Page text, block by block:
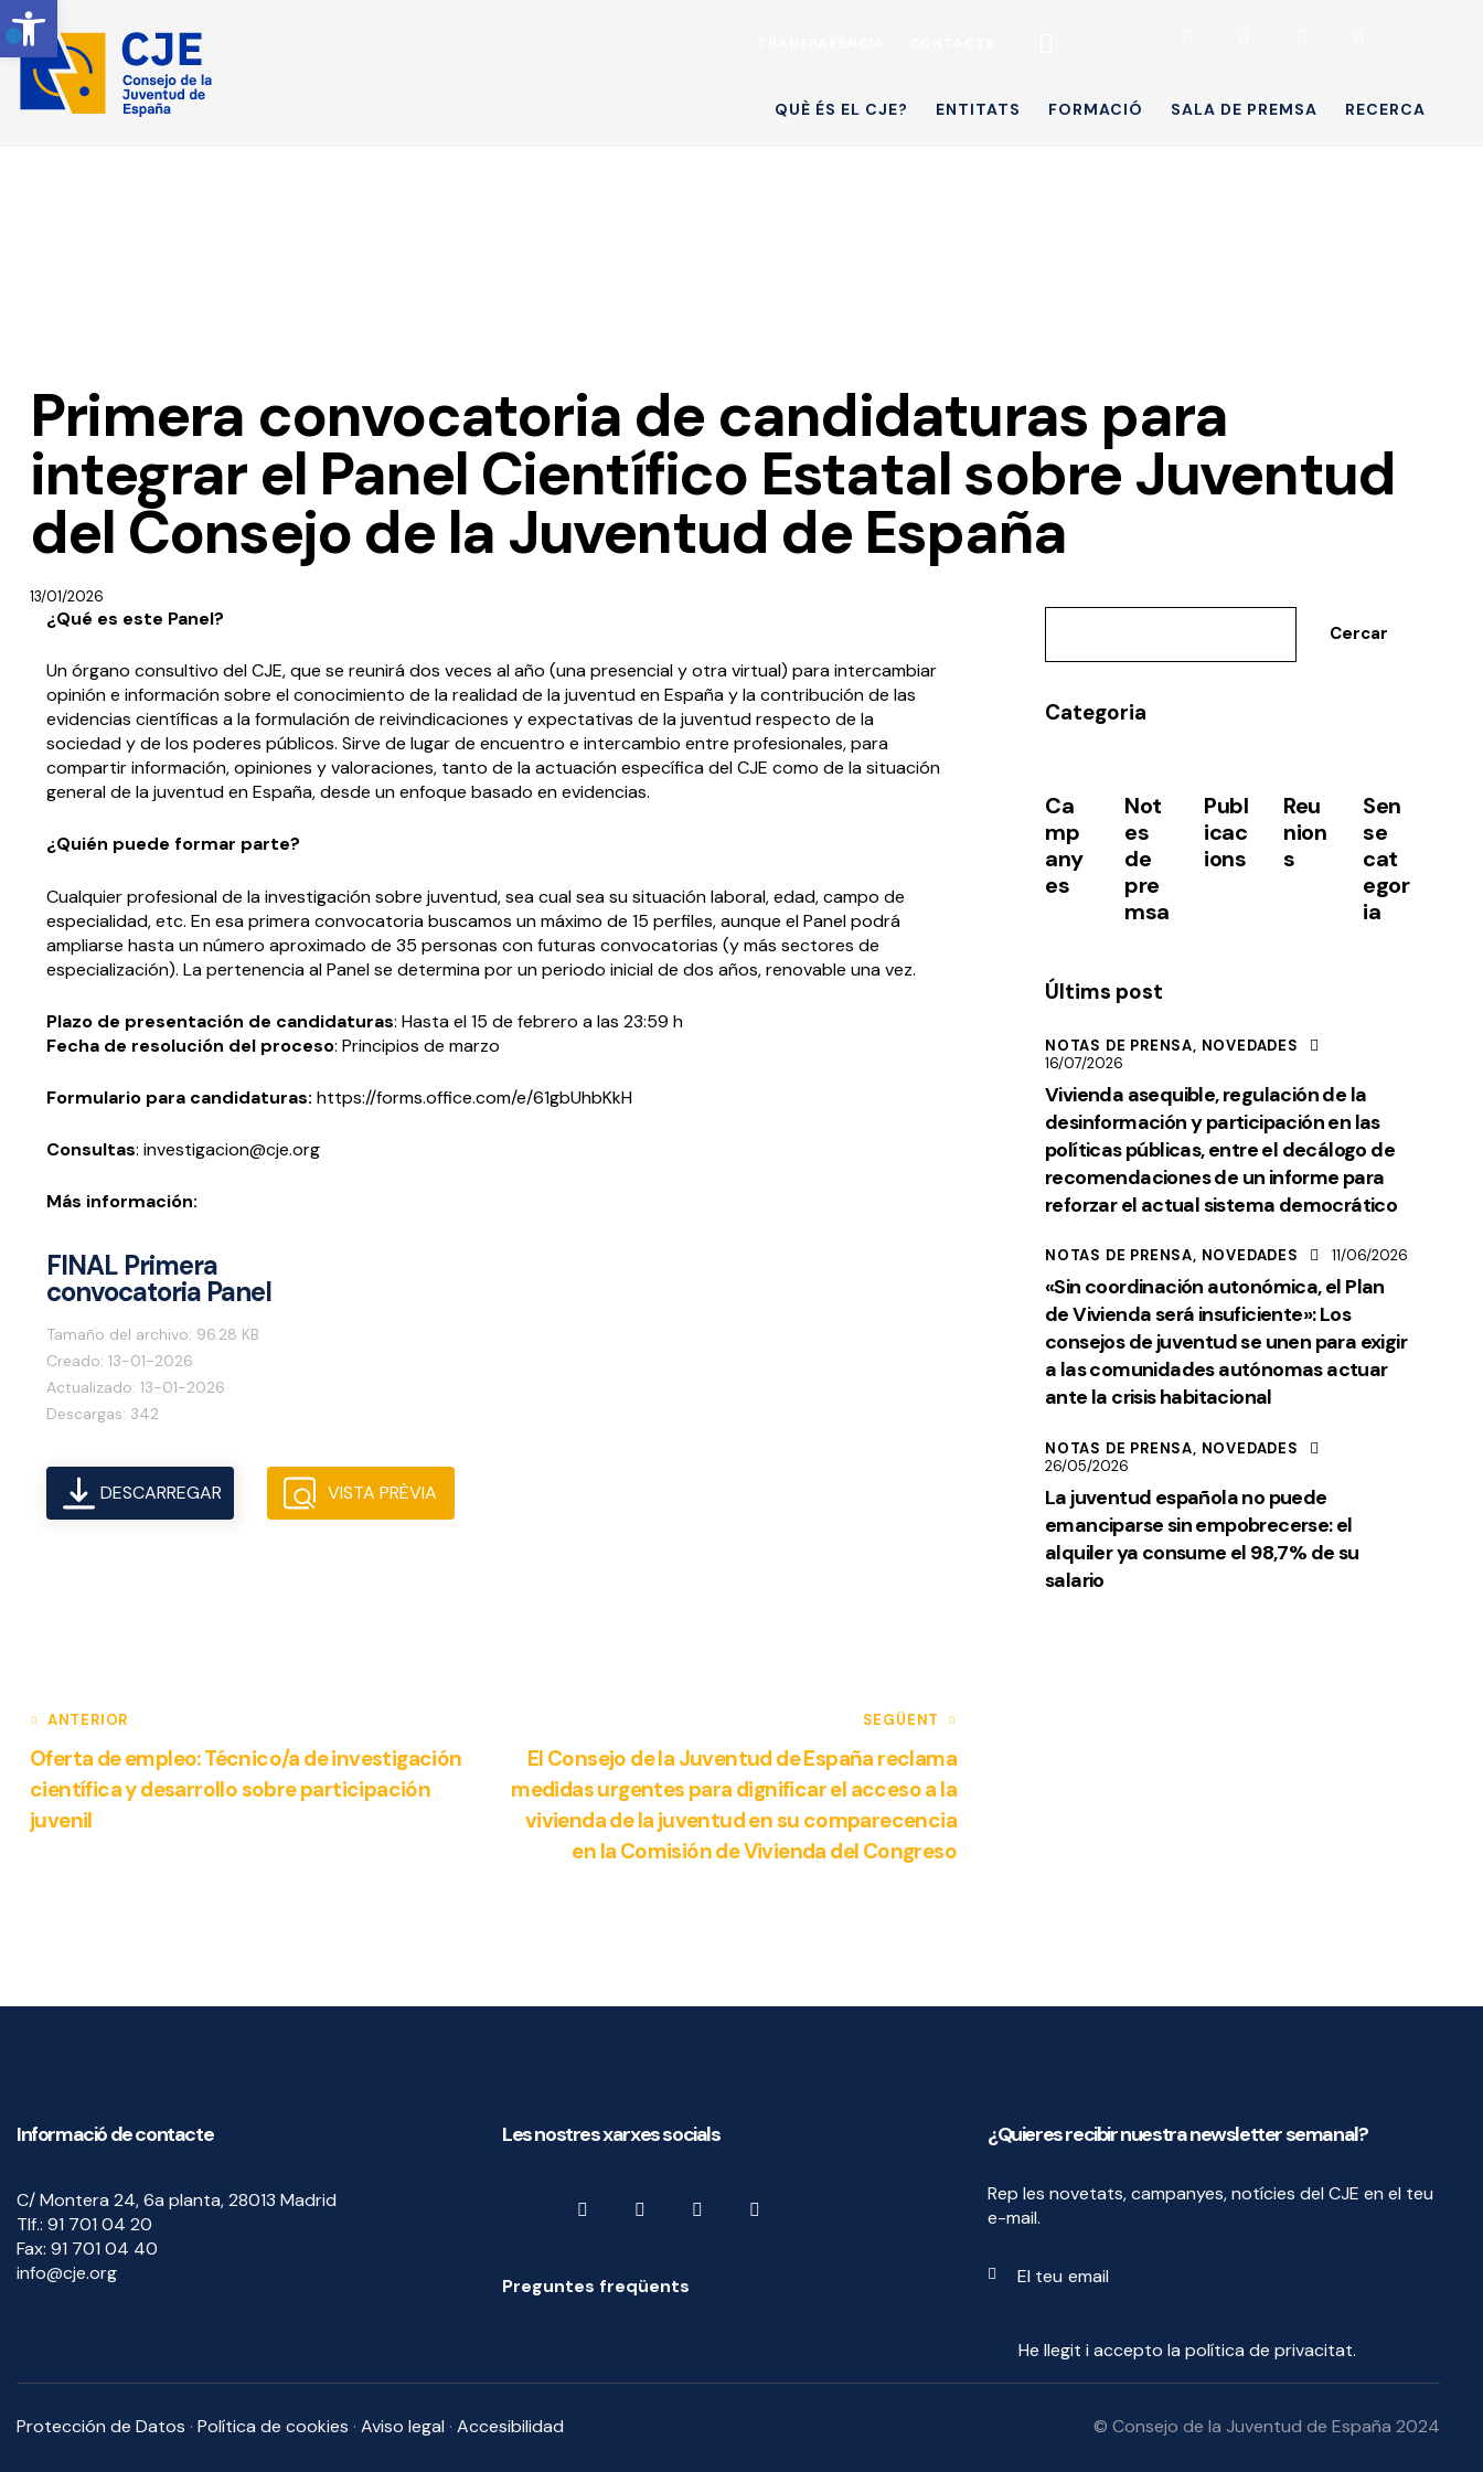
Obrir barra d' eines
QUÈ ÉS EL CJE? ENTITATS FORMACIÓ SALA DE PREMSA RECERCA
Primera convocatoria de candidaturas para
integrar el Panel Científico Estatal sobre Juventud
del Consejo de la Juventud de España
13/01/2026
¿Qué es este Panel?
Un órgano consultivo del CJE, que se reunirá dos veces al año (una presencial y otra virtual) para intercambiar
opinión e información sobre el conocimiento de la realidad de la juventud en España y la contribución de las
evidencias científicas a la formulación de reivindicaciones y expectativas de la juventud respecto de la
sociedad y de los poderes públicos. Sirve de lugar de encuentro e intercambio entre profesionales, para
compartir información, opiniones y valoraciones, tanto de la actuación específica del CJE como de la situación
general de la juventud en España, desde un enfoque basado en evidencias.
¿Quién puede formar parte?
Cualquier profesional de la investigación sobre juventud, sea cual sea su situación laboral, edad, campo de
especialidad, etc. En esa primera convocatoria buscamos un máximo de 15 perfiles, aunque el Panel podrá
ampliarse hasta un número aproximado de 35 personas con futuras convocatorias (y más sectores de
especialización). La pertenencia al Panel se determina por un periodo inicial de dos años, renovable una vez.
Plazo de presentación de candidaturas: Hasta el 15 de febrero a las 23:59 h
Fecha de resolución del proceso: Principios de marzo
Formulario para candidaturas: https://forms.office.com/e/61gbUhbKkH
Consultas: investigacion@cje.org
Más información:
FINAL Primera
convocatoria Panel
Tamaño del archivo: 96.28 KB
Creado: 13-01-2026
Actualizado: 13-01-2026
Descargas: 342
DESCARREGAR VISTA PRÈVIA
ANTERIOR
Oferta de empleo: Técnico/a de investigación
científica y desarrollo sobre participación
juvenil
SEGÜENT
El Consejo de la Juventud de España reclama
medidas urgentes para dignificar el acceso a la
vivienda de la juventud en su comparecencia
en la Comisión de Vivienda del Congreso
Cercar
Categoria
Ca
mp
any
es
Not
es
de
pre
msa
Publ
icac
ions
Reu
nion
s
Sen
se
cat
egor
ia
Últims post
NOTAS DE PRENSA, NOVEDADES
16/07/2026
Vivienda asequible, regulación de la
desinformación y participación en las
políticas públicas, entre el decálogo de
recomendaciones de un informe para
reforzar el actual sistema democrático
NOTAS DE PRENSA, NOVEDADES 11/06/2026
«Sin coordinación autonómica, el Plan
de Vivienda será insuficiente»: Los
consejos de juventud se unen para exigir
a las comunidades autónomas actuar
ante la crisis habitacional
NOTAS DE PRENSA, NOVEDADES
26/05/2026
La juventud española no puede
emanciparse sin empobrecerse: el
alquiler ya consume el 98,7% de su
salario
Informació de contacte
C/ Montera 24, 6a planta, 28013 Madrid
Tlf.: 91 701 04 20
Fax: 91 701 04 40
info@cje.org
Les nostres xarxes socials
Preguntes freqüents
¿Quieres recibir nuestra newsletter semanal?
Rep les novetats, campanyes, notícies del CJE en el teu
e-mail.
He llegit i accepto la política de privacitat.
Protección de Datos · Política de cookies · Aviso legal · Accesibilidad © Consejo de la Juventud de España 2024